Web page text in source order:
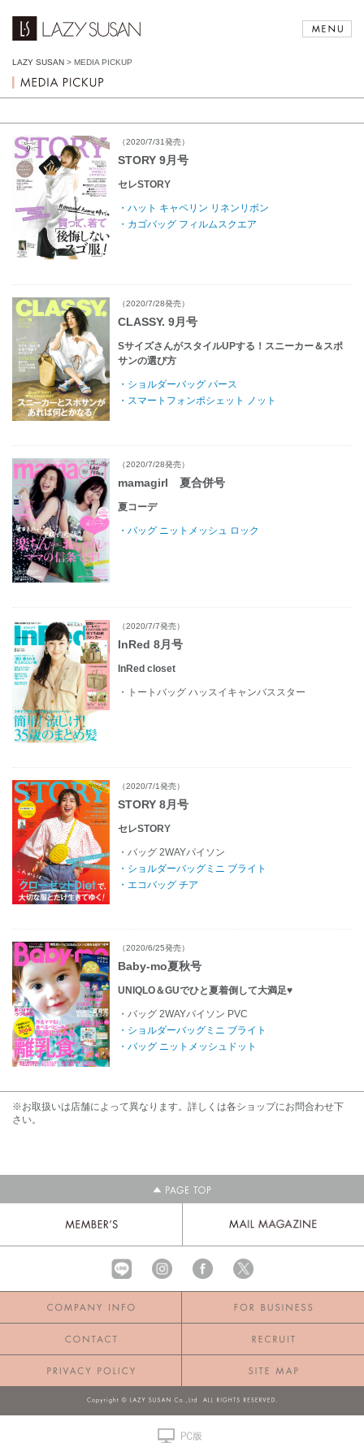
LAZY SUSAN > MEDIA PICKUP
（2020/7/31発売）
STORY 9月号
セレSTORY
・ハット キャペリン リネンリボン
・カゴバッグ フィルムスクエア
（2020/7/28発売）
CLASSY. 9月号
SサイズさんがスタイルUPする！スニーカー＆スポ
サンの選び方
・ショルダーバッグ パース
・スマートフォンポシェット ノット
（2020/7/28発売）
mamagirl 夏合併号
夏コーデ
・バッグ ニットメッシュ ロック
（2020/7/7発売）
InRed 8月号
InRed closet
・トートバッグ ハッスイキャンバススター
（2020/7/1発売）
STORY 8月号
セレSTORY
・バッグ 2WAYパイソン
・ショルダーバッグミニ ブライト
・エコバッグ チア
（2020/6/25発売）
Baby-mo夏秋号
UNIQLO＆GUでひと夏着倒して大満足♥
・バッグ 2WAYパイソン PVC
・ショルダーバッグミニ ブライト
・バッグ ニットメッシュドット
※お取扱いは店舗によって異なります。詳しくは各ショップにお問合わせ下
さい。